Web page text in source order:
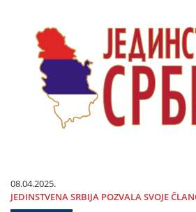
08.04.2025.
ЈEDINSTVENA SRBIЈA POZVALA SVOЈE